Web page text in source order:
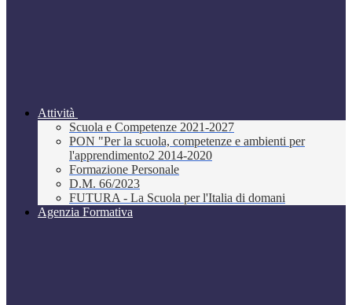
Attività
Scuola e Competenze 2021-2027
PON "Per la scuola, competenze e ambienti per
l'apprendimento2 2014-2020
Formazione Personale
D.M. 66/2023
FUTURA - La Scuola per l'Italia di domani
Agenzia Formativa